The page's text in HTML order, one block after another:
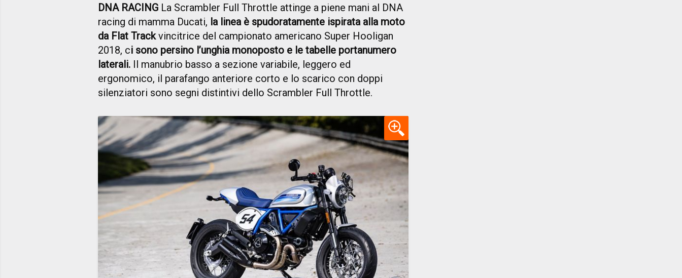
DNA RACING La Scrambler Full Throttle attinge a piene mani al DNA
racing di mamma Ducati, la linea è spudoratamente ispirata alla moto
da Flat Trackvincitrice del campionato americano Super Hooligan
2018, ci sono persino l’unghia monoposto e le tabelle portanumero
laterali. Il manubrio basso a sezione variabile, leggero ed
ergonomico, il parafango anteriore corto e lo scarico con doppi
silenziatori sono segni distintivi dello Scrambler Full Throttle.